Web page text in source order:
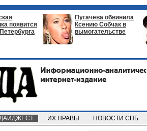
появится
Пугачева обвинила
Ксению Собчак в
вымогательстве
ИХ НРАВЫ НОВОСТИ СПБ